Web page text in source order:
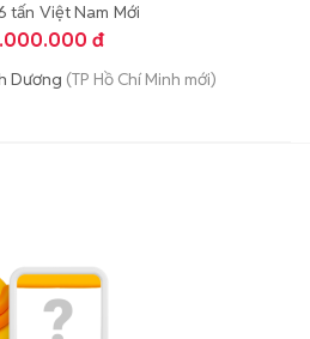
tấn Việt Nam Mới
đ
Dương (TP Hồ Chí Minh mới)